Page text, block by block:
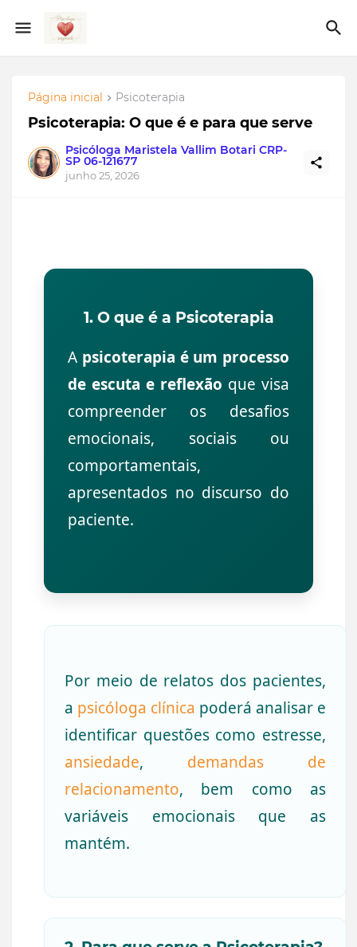
Página inicial Psicoterapia
Psicoterapia: O que é e para que serve
Psicóloga Maristela Vallim Botari CRP-
SP 06-121677
junho 25, 2026
1. O que é a Psicoterapia
A psicoterapia é um processo
de escuta e reflexão que visa
compreender os desafios
emocionais, sociais ou
comportamentais,
apresentados no discurso do
paciente.
Por meio de relatos dos pacientes,
a psicóloga clínica poderá analisar e
identificar questões como estresse,
ansiedade, demandas de
relacionamento, bem como as
variáveis emocionais que as
mantém.